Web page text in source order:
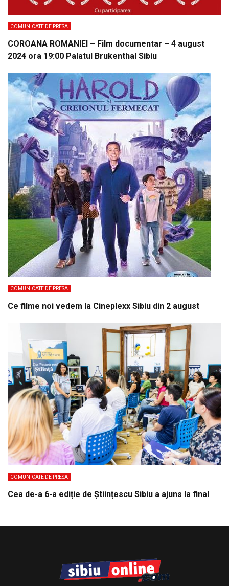
COMUNICATE DE PRESA
COROANA ROMANIEI – Film documentar – 4 august
2024 ora 19:00 Palatul Brukenthal Sibiu
COMUNICATE DE PRESA
Ce filme noi vedem la Cineplexx Sibiu din 2 august
COMUNICATE DE PRESA
Cea de-a 6-a ediție de Științescu Sibiu a ajuns la final